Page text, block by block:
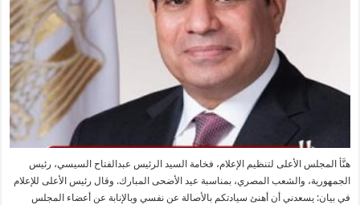
هنَّأ المجلس الأعلى لتنظيم الإعلام، فخامة السيد الرئيس عبدالفتاح السيسي، رئيس
الجمهورية، والشعب المصري، بمناسبة عيد الأضحى المبارك. وقال رئيس الأعلى للإعلام
في بيان: يسعدني أن أهنئ سيادتكم بالأصالة عن نفسي وبالإنابة عن أعضاء المجلس